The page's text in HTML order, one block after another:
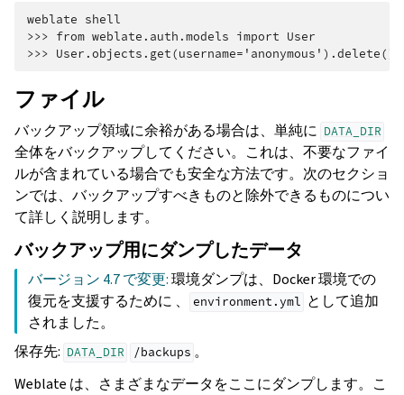
weblate shell
>>> from weblate.auth.models import User
>>> User.objects.get(username='anonymous').delete()
ファイル
バックアップ領域に余裕がある場合は、単純に DATA_DIR
全体をバックアップしてください。これは、不要なファイ
ルが含まれている場合でも安全な方法です。次のセクショ
ンでは、バックアップすべきものと除外できるものについ
て詳しく説明します。
バックアップ用にダンプしたデータ
バージョン 4.7 で変更:環境ダンプは、Docker 環境での
復元を支援するために 、
environment.yml として追加
されました。
保存先: DATA_DIR /backups 。
Weblate は、さまざまなデータをここにダンプします。こ